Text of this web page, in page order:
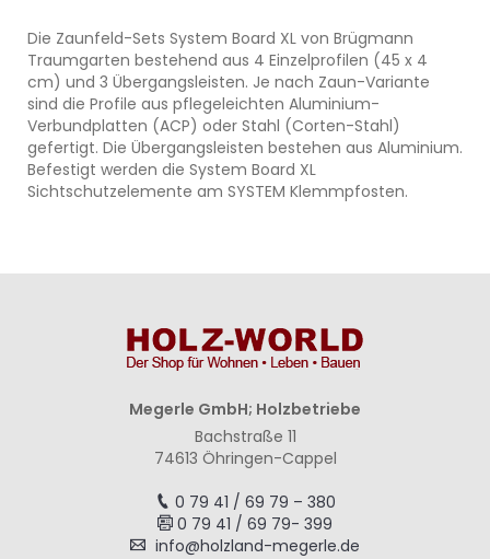
Die Zaunfeld-Sets System Board XL von Brügmann
Traumgarten bestehend aus 4 Einzelprofilen (45 x 4
cm) und 3 Übergangsleisten. Je nach Zaun-Variante
sind die Profile aus pflegeleichten Aluminium-
Verbundplatten (ACP) oder Stahl (Corten-Stahl)
gefertigt. Die Übergangsleisten bestehen aus Aluminium.
Befestigt werden die System Board XL
Sichtschutzelemente am SYSTEM Klemmpfosten.
Megerle GmbH; Holzbetriebe
Bachstraße 11
74613 Öhringen-Cappel
0 79 41 / 69 79 – 380
0 79 41 / 69 79- 399
info@holzland-megerle.de